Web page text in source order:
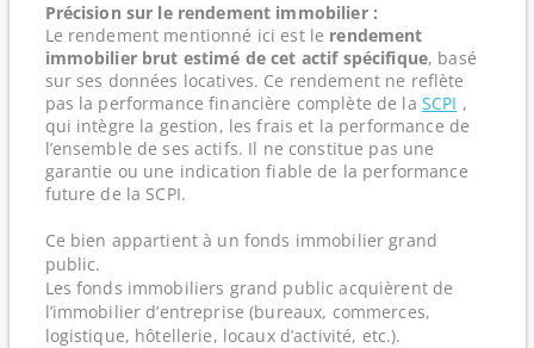
Précision sur le rendement immobilier :
Le rendement mentionné ici est le rendement
immobilier brut estimé de cet actif spécifique, basé
sur ses données locatives. Ce rendement ne reflète
pas la performance financière complète de la SCPI ,
qui intègre la gestion, les frais et la performance de
l’ensemble de ses actifs. Il ne constitue pas une
garantie ou une indication fiable de la performance
future de la SCPI.
Ce bien appartient à un fonds immobilier grand
public.
Les fonds immobiliers grand public acquièrent de
l’immobilier d’entreprise (bureaux, commerces,
logistique, hôtellerie, locaux d’activité, etc.).